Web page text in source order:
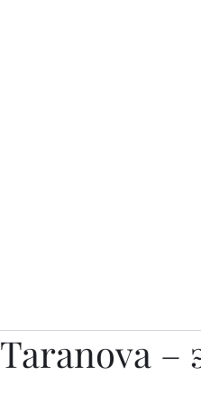
Taranova –